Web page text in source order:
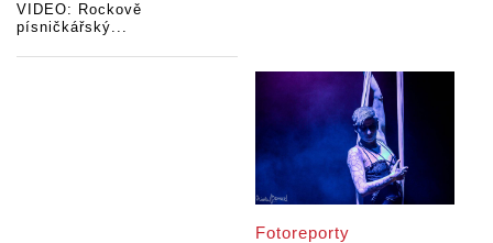
VIDEO: Rockově
písničkářský...
Fotoreporty